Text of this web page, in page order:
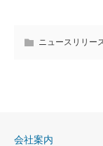
ニュースリリー
会社案内